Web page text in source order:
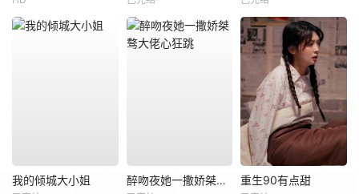
我的倾城大小姐 醉吻夜她一撒娇桀骜大佬心狂跳 重生90有点甜